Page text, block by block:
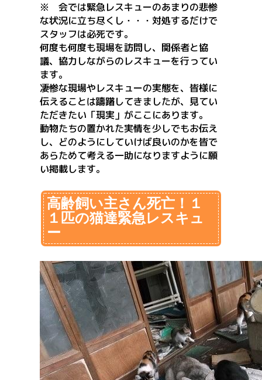
※ 会では緊急レスキューのあまりの悲惨
な状況に立ち尽くし・・・対処するだけで
スタッフは必死です。
何度も何度も現場を訪問し、関係者と協
議、協力しながらのレスキューを行ってい
ます。
凄惨な現場やレスキューの実態を、皆様に
伝えることは躊躇してきましたが、見てい
ただきたい「現実」がここにあります。
動物たちの置かれた実情を少しでもお伝え
し、どのようにしていけば良いのかを皆で
あらためて考える一助になりますように願
い掲載します。
高齢飼い主さん死亡！１
１匹の猫達緊急レスキュ
ー